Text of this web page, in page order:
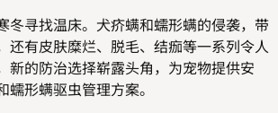
冬寻找温床。犬疥螨和蠕形螨的侵袭，带
还有皮肤糜烂、脱毛、结痂等一系列令人
新的防治选择崭露头角，为宠物提供安
形螨驱虫管理方案。